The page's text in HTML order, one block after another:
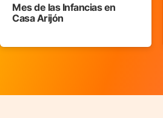
Mes de las Infancias en
Casa Arijón